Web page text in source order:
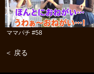
ママパチ #58
＜ 戻る